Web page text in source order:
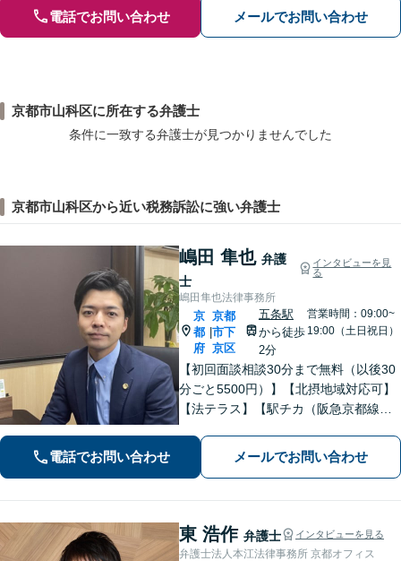
電話でお問い合わせ メールでお問い合わせ
京都市山科区に所在する弁護士
条件に一致する弁護士が見つかりませんでした
京都市山科区から近い税務訴訟に強い弁護士
嶋田 隼也 弁護
士
インタビューを見
る
嶋田隼也法律事務所
京
都
府
京都
市下
京区
五条駅
から徒歩
2分
営業時間：09:00~
19:00（土日祝日）
【初回面談相談30分まで無料（以後30
分ごと5500円）】【北摂地域対応可】
【法テラス】【駅チカ（阪急京都線烏
徒歩４分、地下鉄五条駅１番出口徒歩
２分】丁寧にわかりやすく説明。オン
電話でお問い合わせ メールでお問い合わせ
東 浩作 弁護士 インタビューを見る
弁護士法人本江法律事務所 京都オフィス